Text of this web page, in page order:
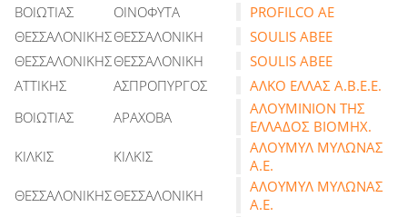
ΒΟΙΩΤΙΑΣ
ΟΙΝΟΦΥΤΑ
PROFILCO AE
ΘΕΣΣΑΛΟΝΙΚΗΣΘΕΣΣΑΛΟΝΙΚΗ
SOULIS ABEE
ΘΕΣΣΑΛΟΝΙΚΗΣΘΕΣΣΑΛΟΝΙΚΗ
SOULIS ABEE
ΑΤΤΙΚΗΣ
ΑΣΠΡΟΠΥΡΓΟΣ
ΑΛΚΟ ΕΛΛΑΣ Α.Β.Ε.Ε.
ΒΟΙΩΤΙΑΣ
ΑΡΑΧΟΒΑ
ΑΛΟΥΜΙΝΙΟΝ ΤΗΣ
ΕΛΛΑΔΟΣ ΒΙΟΜΗΧ.
ΚΙΛΚΙΣ
ΚΙΛΚΙΣ
ΑΛΟΥΜΥΛ ΜΥΛΩΝΑΣ
Α.Ε.
ΘΕΣΣΑΛΟΝΙΚΗΣΘΕΣΣΑΛΟΝΙΚΗ
ΑΛΟΥΜΥΛ ΜΥΛΩΝΑΣ
Α.Ε.